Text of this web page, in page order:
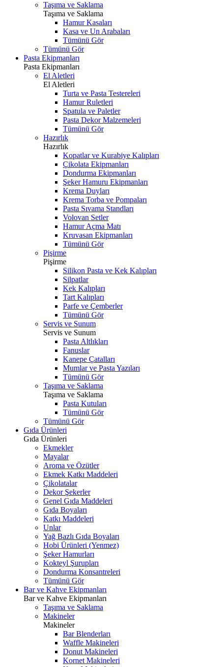
Taşıma ve Saklama
Taşıma ve Saklama
Hamur Kasaları
Kasa ve Un Arabaları
Tümünü Gör
Tümünü Gör
Pasta Ekipmanları
Pasta Ekipmanları
El Aletleri
El Aletleri
Turta ve Pasta Testereleri
Hamur Ruletleri
Spatula ve Paletler
Pasta Dekor Malzemeleri
Tümünü Gör
Hazırlık
Hazırlık
Kopatlar ve Kurabiye Kalıpları
Çikolata Ekipmanları
Dondurma Ekipmanları
Şeker Hamuru Ekipmanları
Krema Duyları
Krema Torba ve Pompaları
Pasta Sıvama Standları
Volovan Setler
Hamur Açma Matı
Kruvasan Ekipmanları
Tümünü Gör
Pişirme
Pişirme
Silikon Pasta ve Kek Kalıpları
Silpatlar
Kek Kalıpları
Tart Kalıpları
Parfe ve Çemberler
Tümünü Gör
Servis ve Sunum
Servis ve Sunum
Pasta Altlıkları
Fanuslar
Kanepe Çatalları
Mumlar ve Pasta Yazıları
Tümünü Gör
Taşıma ve Saklama
Taşıma ve Saklama
Pasta Kutuları
Tümünü Gör
Tümünü Gör
Gıda Ürünleri
Gıda Ürünleri
Ekmekler
Mayalar
Aroma ve Özütler
Ekmek Katkı Maddeleri
Çikolatalar
Dekor Şekerler
Genel Gıda Maddeleri
Gıda Boyaları
Katkı Maddeleri
Unlar
Yağ Bazlı Gıda Boyaları
Hobi Ürünleri (Yenmez)
Şeker Hamurları
Kokteyl Şurupları
Dondurma Konsantreleri
Tümünü Gör
Bar ve Kahve Ekipmanları
Bar ve Kahve Ekipmanları
Taşıma ve Saklama
Makineler
Makineler
Bar Blenderları
Waffle Makineleri
Donut Makineleri
Kornet Makineleri